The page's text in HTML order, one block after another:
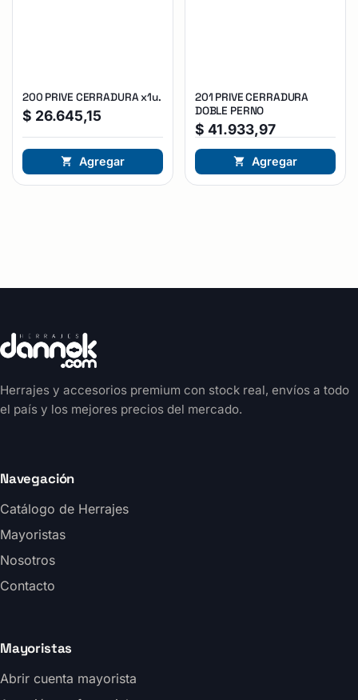
200 PRIVE CERRADURA x1u.
$ 26.645,15
Agregar
201 PRIVE CERRADURA
DOBLE PERNO
$ 41.933,97
Agregar
Herrajes y accesorios premium con stock real, envíos a todo
el país y los mejores precios del mercado.
Navegación
Catálogo de Herrajes
Mayoristas
Nosotros
Contacto
Mayoristas
Abrir cuenta mayorista